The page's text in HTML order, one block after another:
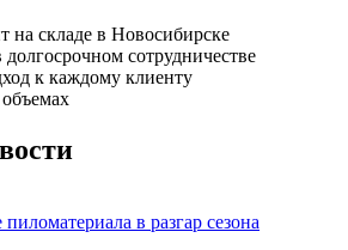
на складе в Новосибирске
долгосрочном сотрудничестве
к каждому клиенту
в разгар сезона